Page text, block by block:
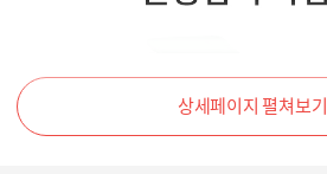
상세페이지 펼쳐보기